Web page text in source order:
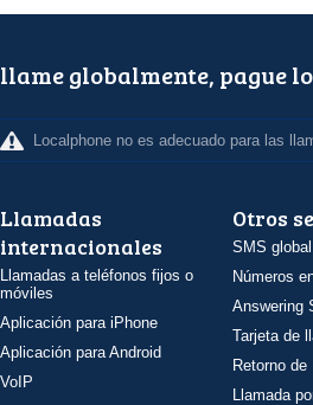
llame globalmente, pague
Localphone no es adecuado para las
Llamadas
internacionales
Llamadas a teléfonos fijos o
móviles
Aplicación para iPhone
Aplicación para Android
VoIP
Otros
SMS global
Números
Answering
Tarjeta de
Retorno de
Llamada